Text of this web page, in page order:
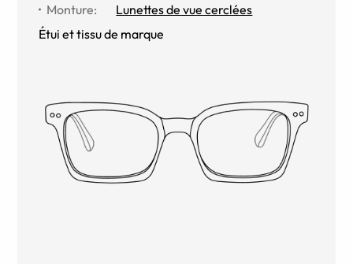
Monture:
Lunettes de vue cerclées
Étui et tissu de marque